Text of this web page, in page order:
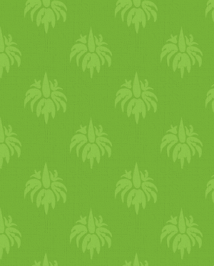
Gluténmentes
Shortbread
keksz
Gluténmentes
stangli Élesztő
élesztőmentes
Cukkini s,pirított
hummusz
krém